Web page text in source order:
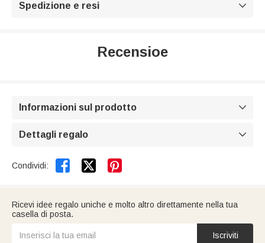
Spedizione e resi 
Recensioe
Informazioni sul prodotto 
Dettagli regalo 
Condividi:  
Ricevi idee regalo uniche e molto altro direttamente nella tua
casella di posta.
Iscriviti